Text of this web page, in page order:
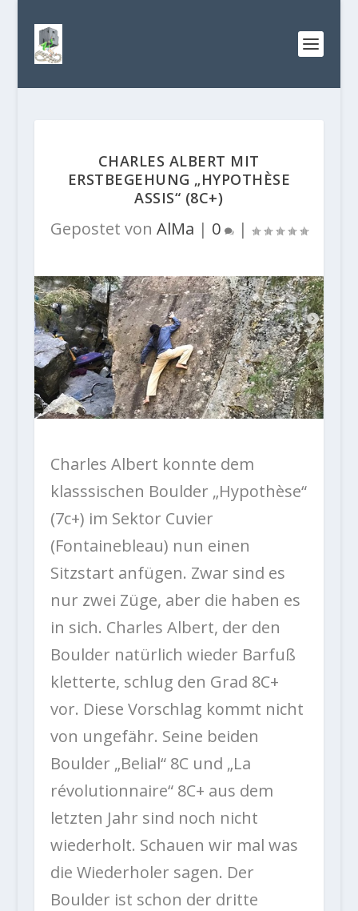
CHARLES ALBERT MIT
ERSTBEGEHUNG „HYPOTHÈSE
ASSIS“ (8C+)
Gepostet von AlMa | 0 |
Charles Albert konnte dem
klasssischen Boulder „Hypothèse“
(7c+) im Sektor Cuvier
(Fontainebleau) nun einen
Sitzstart anfügen. Zwar sind es
nur zwei Züge, aber die haben es
in sich. Charles Albert, der den
Boulder natürlich wieder Barfuß
kletterte, schlug den Grad 8C+
vor. Diese Vorschlag kommt nicht
von ungefähr. Seine beiden
Boulder „Belial“ 8C und „La
révolutionnaire“ 8C+ aus dem
letzten Jahr sind noch nicht
wiederholt. Schauen wir mal was
die Wiederholer sagen. Der
Boulder ist schon der dritte